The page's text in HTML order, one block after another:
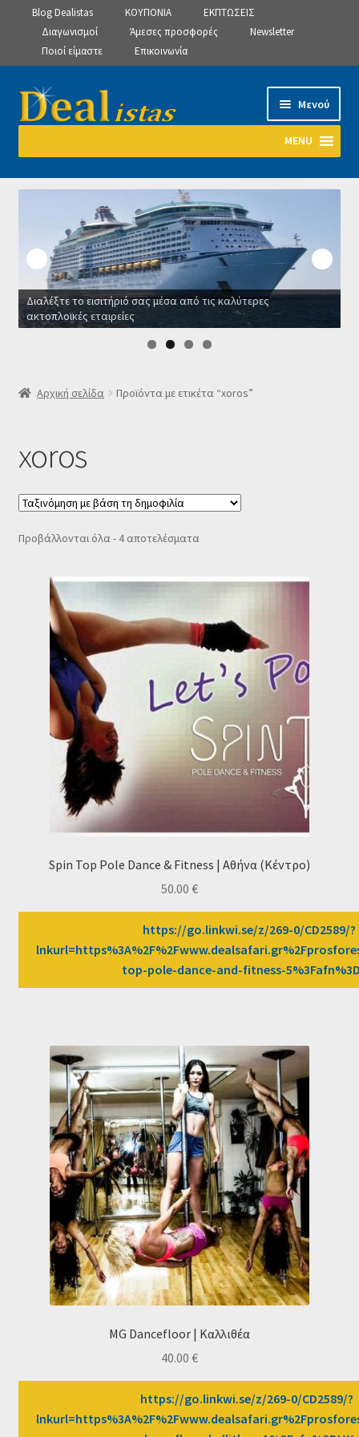
Blog Dealistas ΚΟΥΠΟΝΙΑ
ΕΚΠΤΩΣΕΙΣ
Διαγωνισμοί
Άμεσες προσφορές
Newsletter
Ποιοί είμαστε
Επικοινωνία
Απευθείας
μετάβαση
πλοήγηση
Μετάβαση
σε
Μενού
MENU
Αρχική
Manage Subscriptions
Manage Subscriptions
Manage Subscriptions
SLIDER
Καλάθι
Κατάστημα
Ο λογαριασμός μου
Ταμείο
Διαλέξτε το εισιτήριό σας μέσα από τις καλύτερες
ακτοπλοϊκές εταιρείες
Αρχική σελίδα Προϊόντα με ετικέτα “xoros”
xoros
Προβάλλονται όλα - 4 αποτελέσματαSorted
Spin Top Pole Dance & Fitness | Αθήνα (Κέντρο)
50.00 €
https://go.linkwi.se/z/269-0/CD2589/?
top-pole-dance-and-fitness-
MG Dancefloor | Καλλιθέα
40.00 €
https://go.linkwi.se/z/269-0/CD2589/?